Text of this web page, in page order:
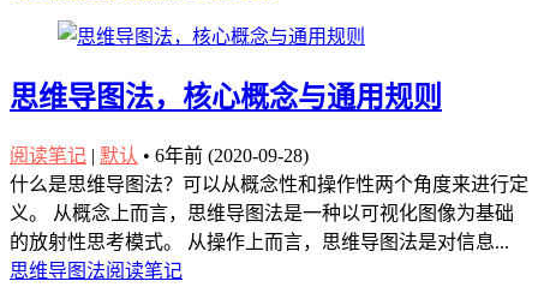
思维导图法，核心概念与通用规则
阅读笔记 | 默认 • 6年前 (2020-09-28)
什么是思维导图法？可以从概念性和操作性两个角度来进行定
义。 从概念上而言，思维导图法是一种以可视化图像为基础
的放射性思考模式。 从操作上而言，思维导图法是对信息...
思维导图法阅读笔记